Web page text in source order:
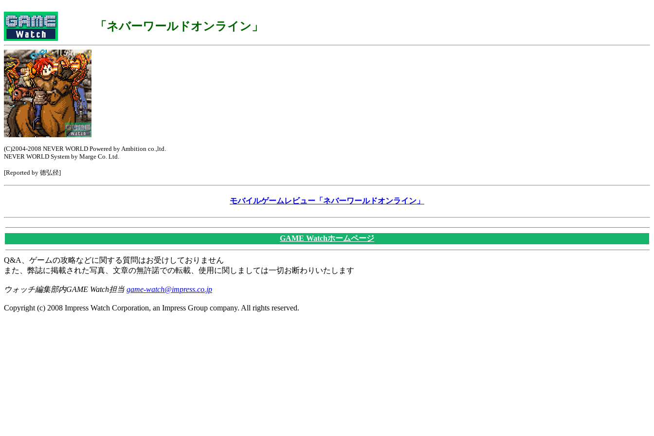
「ネバーワールドオンライン」
(C)2004-2008 NEVER WORLD Powered by Ambition co.,ltd.
NEVER WORLD System by Marge Co. Ltd.
[Reported by 徳弘径]
モバイルゲームレビュー「ネバーワールドオンライン」
GAME Watchホームページ
Q&A、ゲームの攻略などに関する質問はお受けしておりません
また、弊誌に掲載された写真、文章の無許諾での転載、使用に関しましては一切お断わりいたします
ウォッチ編集部内GAME Watch担当 game-watch@impress.co.jp
Copyright (c) 2008 Impress Watch Corporation, an Impress Group company. All rights reserved.